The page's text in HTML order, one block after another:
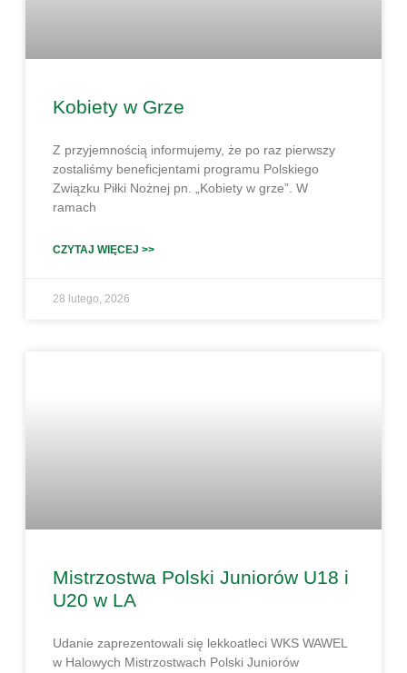
Kobiety w Grze
Z przyjemnością informujemy, że po raz pierwszy
zostaliśmy beneficjentami programu Polskiego
Związku Piłki Nożnej pn. „Kobiety w grze”. W
ramach
CZYTAJ WIĘCEJ >>
28 lutego, 2026
Mistrzostwa Polski Juniorów U18 i
U20 w LA
Udanie zaprezentowali się lekkoatleci WKS WAWEL
w Halowych Mistrzostwach Polski Juniorów